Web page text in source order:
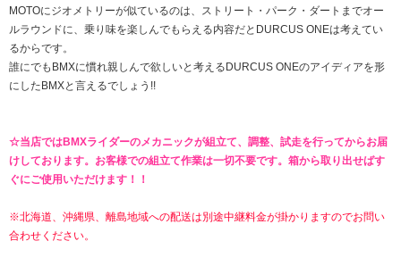
MOTOにジオメトリーが似ているのは、ストリート・パーク・ダートまでオー
ルラウンドに、乗り味を楽しんでもらえる内容だとDURCUS ONEは考えてい
るからです。
誰にでもBMXに慣れ親しんで欲しいと考えるDURCUS ONEのアイディアを形
にしたBMXと言えるでしょう!!
☆当店ではBMXライダーのメカニックが組立て、調整、試走を行ってからお届
けしております。お客様での組立て作業は一切不要です。箱から取り出せばす
ぐにご使用いただけます！！
※北海道、沖縄県、離島地域への配送は別途中継料金が掛かりますのでお問い
合わせください。